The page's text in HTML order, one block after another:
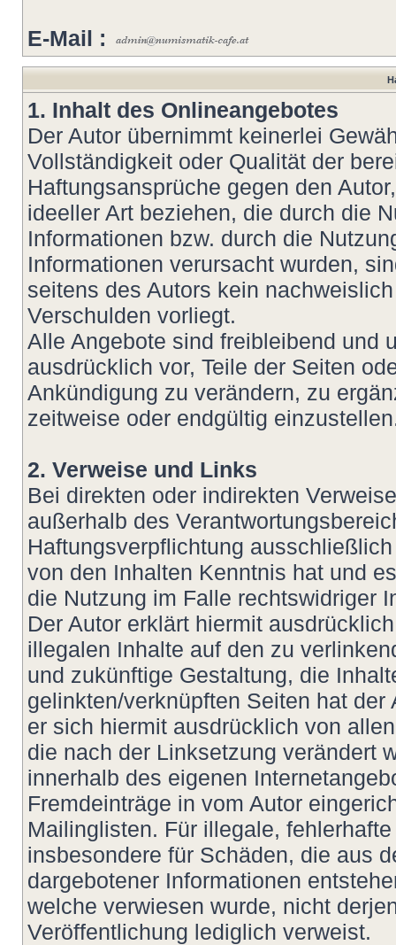
E-Mail :
1. Inhalt des Onlineangebotes
Der Autor übernimmt keinerlei
Vollständigkeit oder Qualität der
Haftungsansprüche gegen den
ideeller Art beziehen, die durch die
Informationen bzw. durch die
Informationen verursacht wurden,
seitens des Autors kein
Verschulden vorliegt.
Alle Angebote sind freibleibend und
ausdrücklich vor, Teile der Seiten
Ankündigung zu verändern, zu
zeitweise oder endgültig
2. Verweise und Links
Bei direkten oder indirekten
außerhalb des
Haftungsverpflichtung
von den Inhalten Kenntnis hat und
die Nutzung im Falle rechtswidriger
Der Autor erklärt hiermit
illegalen Inhalte auf den zu
und zukünftige Gestaltung, die
gelinkten/verknüpften Seiten hat
er sich hiermit ausdrücklich von
die nach der Linksetzung verändert
innerhalb des eigenen
Fremdeinträge in vom Autor
Mailinglisten. Für illegale,
insbesondere für Schäden, die aus
dargebotener Informationen
welche verwiesen wurde, nicht
Veröffentlichung lediglich verweist.